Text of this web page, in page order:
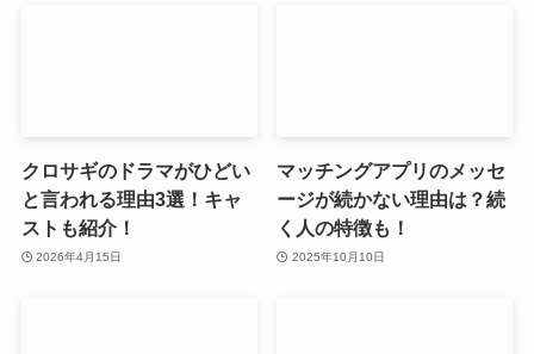
クロサギのドラマがひどい
と言われる理由3選！キャ
ストも紹介！
2026年4月15日
マッチングアプリのメッセ
ージが続かない理由は？続
く人の特徴も！
2025年10月10日